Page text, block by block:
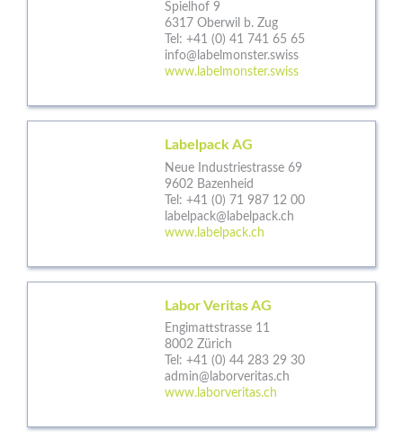
Spielhof 9
6317 Oberwil b. Zug
Tel: +41 (0) 41 741 65 65
info@labelmonster.swiss
www.labelmonster.swiss
Labelpack AG
Neue Industriestrasse 69
9602 Bazenheid
Tel: +41 (0) 71 987 12 00
labelpack@labelpack.ch
www.labelpack.ch
Labor Veritas AG
Engimattstrasse 11
8002 Zürich
Tel: +41 (0) 44 283 29 30
admin@laborveritas.ch
www.laborveritas.ch